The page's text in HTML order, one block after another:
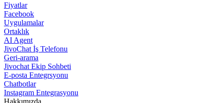
Fiyatlar
Facebook
Uygulamalar
Ortaklık
AI Agent
JivoChat İş Telefonu
Geri-arama
Jivochat Ekip Sohbeti
E-posta Entegrsyonu
Chatbotlar
Instagram Entegrasyonu
Hakkımızda